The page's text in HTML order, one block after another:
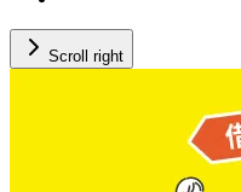
Scroll right